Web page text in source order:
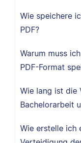
Wie speichere
PDF?
Warum muss
PDF-Format
Wie lang ist die
Bachelorarbeit
Wie erstelle ich